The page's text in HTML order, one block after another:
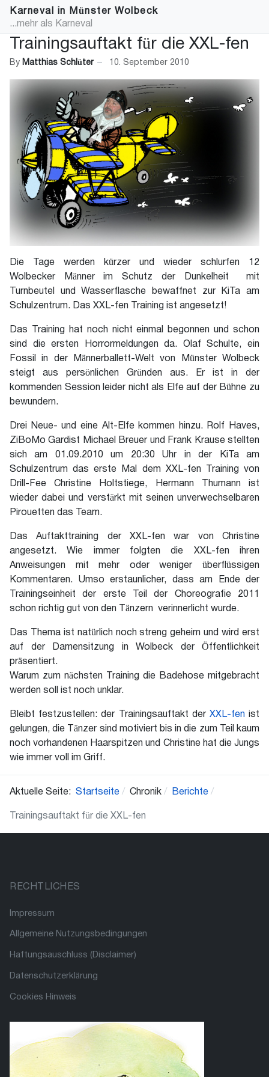
Karneval in Münster Wolbeck
...mehr als Karneval
Trainingsauftakt für die XXL-fen
By Matthias Schlüter 10. September 2010
Die Tage werden kürzer und wieder schlurfen 12
Wolbecker Männer im Schutz der Dunkelheit mit
Turnbeutel und Wasserflasche bewaffnet zur KiTa am
Schulzentrum. Das XXL-fen Training ist angesetzt!
Das Training hat noch nicht einmal begonnen und schon
sind die ersten Horrormeldungen da. Olaf Schulte, ein
Fossil in der Männerballett-Welt von Münster Wolbeck
steigt aus persönlichen Gründen aus. Er ist in der
kommenden Session leider nicht als Elfe auf der Bühne zu
bewundern.
Drei Neue- und eine Alt-Elfe kommen hinzu. Rolf Haves,
ZiBoMo Gardist Michael Breuer und Frank Krause stellten
sich am 01.09.2010 um 20:30 Uhr in der KiTa am
Schulzentrum das erste Mal dem XXL-fen Training von
Drill-Fee Christine Holtstiege, Hermann Thumann ist
wieder dabei und verstärkt mit seinen unverwechselbaren
Pirouetten das Team.
Das Auftakttraining der XXL-fen war von Christine
angesetzt. Wie immer folgten die XXL-fen ihren
Anweisungen mit mehr oder weniger überflüssigen
Kommentaren. Umso erstaunlicher, dass am Ende der
Trainingseinheit der erste Teil der Choreografie 2011
schon richtig gut von den Tänzern verinnerlicht wurde.
Das Thema ist natürlich noch streng geheim und wird erst
auf der Damensitzung in Wolbeck der Öffentlichkeit
präsentiert.
Warum zum nächsten Training die Badehose mitgebracht
werden soll ist noch unklar.
Bleibt festzustellen: der Trainingsauftakt der XXL-fenist
gelungen, die Tänzer sind motiviert bis in die zum Teil kaum
noch vorhandenen Haarspitzen und Christine hat die Jungs
wie immer voll im Griff.
Aktuelle Seite: Startseite Chronik Berichte
Trainingsauftakt für die XXL-fen
RECHTLICHES
Impressum
Allgemeine Nutzungsbedingungen
Haftungsauschluss (Disclaimer)
Datenschutzerklärung
Cookies Hinweis